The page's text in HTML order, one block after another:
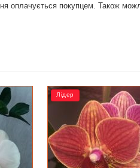
оплачується покупцем. Також
РОЗПРОДАЖ